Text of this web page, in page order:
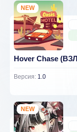
NEW
Версия: 1.0
NEW